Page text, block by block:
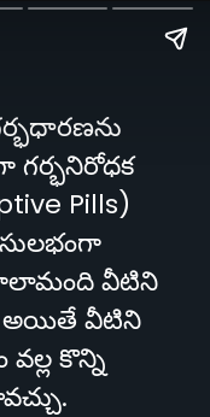
గర్భనిరోధక
Pills)
వీటిని
అయితే వీటిని
కొన్ని